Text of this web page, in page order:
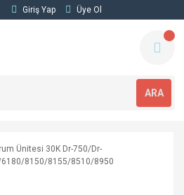
Giriş Yap Üye Ol
ARA